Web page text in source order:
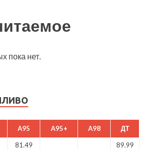
пока нет.
A95 A95+ A98 ДТ
81.49
89.99